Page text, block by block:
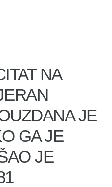
NA
JE
GA JE
JE